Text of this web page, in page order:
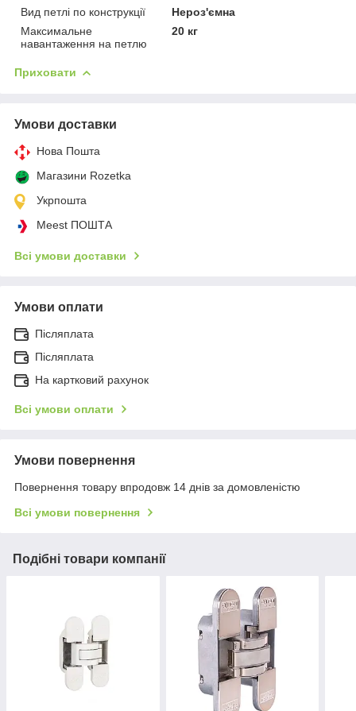
Вид петлі по конструкції
Нероз'ємна
Максимальне
навантаження на петлю
20 кг
Приховати
Умови доставки
Нова Пошта
Магазини Rozetka
Укрпошта
Meest ПОШТА
Всі умови доставки
Умови оплати
Післяплата
Післяплата
На картковий рахунок
Всі умови оплати
Умови повернення
Повернення товару впродовж 14 днів за домовленістю
Всі умови повернення
Подібні товари компанії